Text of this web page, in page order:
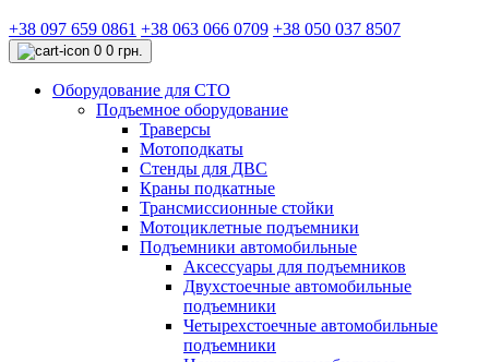
+38 097 659 0861 +38 063 066 0709 +38 050 037 8507
0 0 грн.
Оборудование для СТО
Подъемное оборудование
Траверсы
Мотоподкаты
Стенды для ДВС
Краны подкатные
Трансмиссионные стойки
Мотоциклетные подъемники
Подъемники автомобильные
Аксессуары для подъемников
Двухстоечные автомобильные
подъемники
Четырехстоечные автомобильные
подъемники